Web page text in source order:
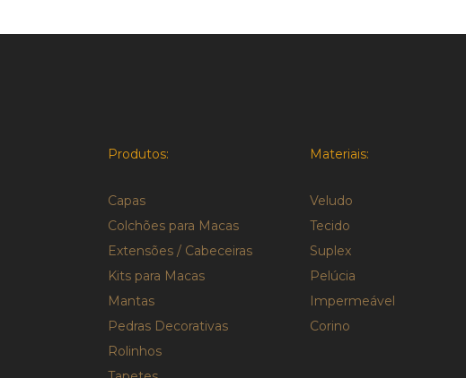
Produtos:
Capas
Colchões para Macas
Extensões / Cabeceiras
Kits para Macas
Mantas
Pedras Decorativas
Rolinhos
Materiais:
Veludo
Tecido
Suplex
Pelúcia
Impermeável
Corino